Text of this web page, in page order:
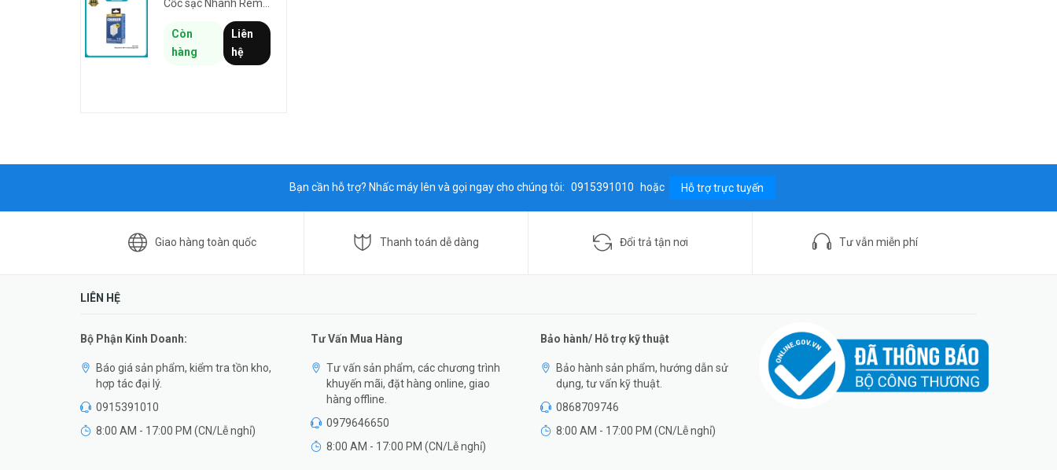
Còn
hàng
Liên
hệ
Bạn cần hỗ trợ? Nhấc máy lên và gọi ngay cho chúng tôi: 0915391010 hoặc Hỗ trợ trực tuyến
Giao hàng toàn quốc Thanh toán dễ dàng Đổi trả tận nơi Tư vẫn miễn phí
LIÊN HỆ
Bộ Phận Kinh Doanh:
Báo giá sản phẩm, kiểm tra tồn kho,
hợp tác đại lý.
0915391010
8:00 AM - 17:00 PM (CN/Lễ nghỉ)
Tư Vấn Mua Hàng
Tư vấn sản phẩm, các chương trình
khuyến mãi, đặt hàng online, giao
hàng offline.
0979646650
8:00 AM - 17:00 PM (CN/Lễ nghỉ)
Bảo hành/ Hỗ trợ kỹ thuật
Bảo hành sản phẩm, hướng dẫn sử
dụng, tư vấn kỹ thuật.
0868709746
8:00 AM - 17:00 PM (CN/Lễ nghỉ)